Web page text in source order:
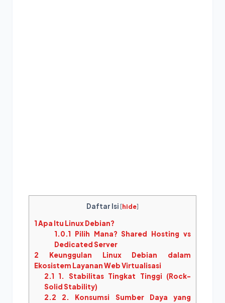
Daftar Isi [hide]
1Apa Itu Linux Debian?
1.0.1 Pilih Mana? Shared Hosting vs
Dedicated Server
2 Keunggulan Linux Debian dalam
Ekosistem Layanan Web Virtualisasi
2.1 1. Stabilitas Tingkat Tinggi (Rock-
Solid Stability)
2.2 2. Konsumsi Sumber Daya yang